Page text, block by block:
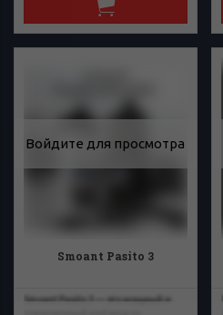
Войдите для просмотра
Smoant Pasito 3
Smoant Pasito 3 — это мощный и